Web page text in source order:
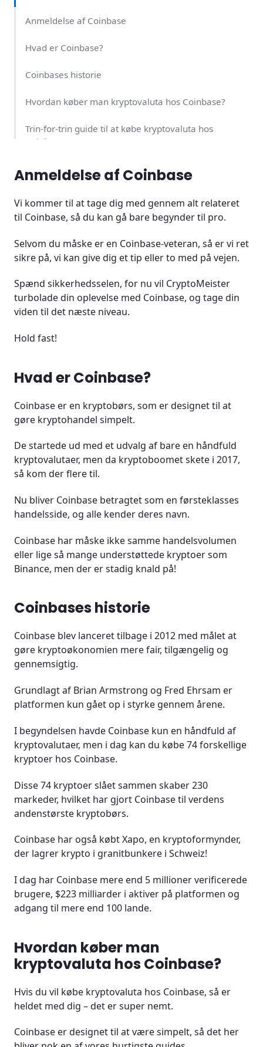
Anmeldelse af Coinbase
Hvad er Coinbase?
Coinbases historie
Hvordan køber man kryptovaluta hos Coinbase?
Trin-for-trin guide til at købe kryptovaluta hos
Coinbase
Er Coinbase sikkert?
Handel med gearing hos Coinbase
Køb krypto på din mobil
Coinbase Visakort
Er Coinbase tilgængeligt i mit land?
Skal man betale skat af profit tjent hos Coinbase?
Anmeldelse af Coinbase
Vi kommer til at tage dig med gennem alt relateret
til Coinbase, så du kan gå bare begynder til pro.
Selvom du måske er en Coinbase-veteran, så er vi ret
sikre på, vi kan give dig et tip eller to med på vejen.
Spænd sikkerhedsselen, for nu vil CryptoMeister
turbolade din oplevelse med Coinbase, og tage din
viden til det næste niveau.
Hold fast!
Hvad er Coinbase?
Coinbase er en kryptobørs, som er designet til at
gøre kryptohandel simpelt.
De startede ud med et udvalg af bare en håndfuld
kryptovalutaer, men da kryptoboomet skete i 2017,
så kom der flere til.
Nu bliver Coinbase betragtet som en førsteklasses
handelsside, og alle kender deres navn.
Coinbase har måske ikke samme handelsvolumen
eller lige så mange understøttede kryptoer som
Binance, men der er stadig knald på!
Coinbases historie
Coinbase blev lanceret tilbage i 2012 med målet at
gøre kryptoøkonomien mere fair, tilgængelig og
gennemsigtig.
Grundlagt af Brian Armstrong og Fred Ehrsam er
platformen kun gået op i styrke gennem årene.
I begyndelsen havde Coinbase kun en håndfuld af
kryptovalutaer, men i dag kan du købe 74 forskellige
kryptoer hos Coinbase.
Disse 74 kryptoer slået sammen skaber 230
markeder, hvilket har gjort Coinbase til verdens
andenstørste kryptobørs.
Coinbase har også købt Xapo, en kryptoformynder,
der lagrer krypto i granitbunkere i Schweiz!
I dag har Coinbase mere end 5 millioner verificerede
brugere, $223 milliarder i aktiver på platformen og
adgang til mere end 100 lande.
Hvordan køber man
kryptovaluta hos Coinbase?
Hvis du vil købe kryptovaluta hos Coinbase, så er
heldet med dig – det er super nemt.
Coinbase er designet til at være simpelt, så det her